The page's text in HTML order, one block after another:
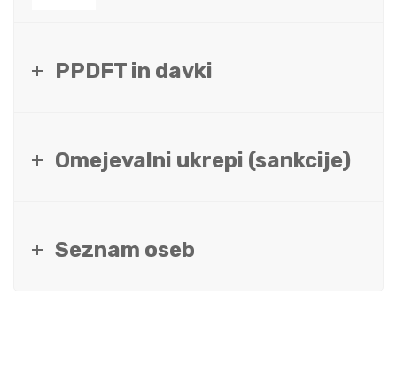
PPDFT in davki
Omejevalni ukrepi (sankcije)
Seznam oseb